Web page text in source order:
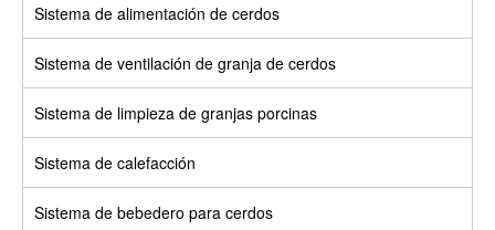
Sistema de alimentación de cerdos
Sistema de ventilación de granja de cerdos
Sistema de limpieza de granjas porcinas
Sistema de calefacción
Sistema de bebedero para cerdos